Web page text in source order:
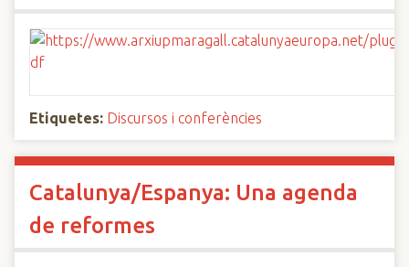
Etiquetes: Discursos i conferències
Catalunya/Espanya: Una agenda
de reformes